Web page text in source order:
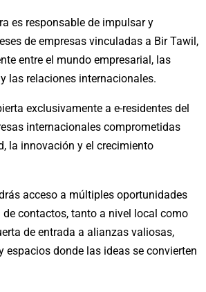
es responsable de impulsar y
de empresas vinculadas a Bir Tawil,
entre el mundo empresarial, las
las relaciones internacionales.
exclusivamente a e-residentes del
internacionales comprometidas
la innovación y el crecimiento
acceso a múltiples oportunidades
de contactos, tanto a nivel local como
de entrada a alianzas valiosas,
espacios donde las ideas se convierten